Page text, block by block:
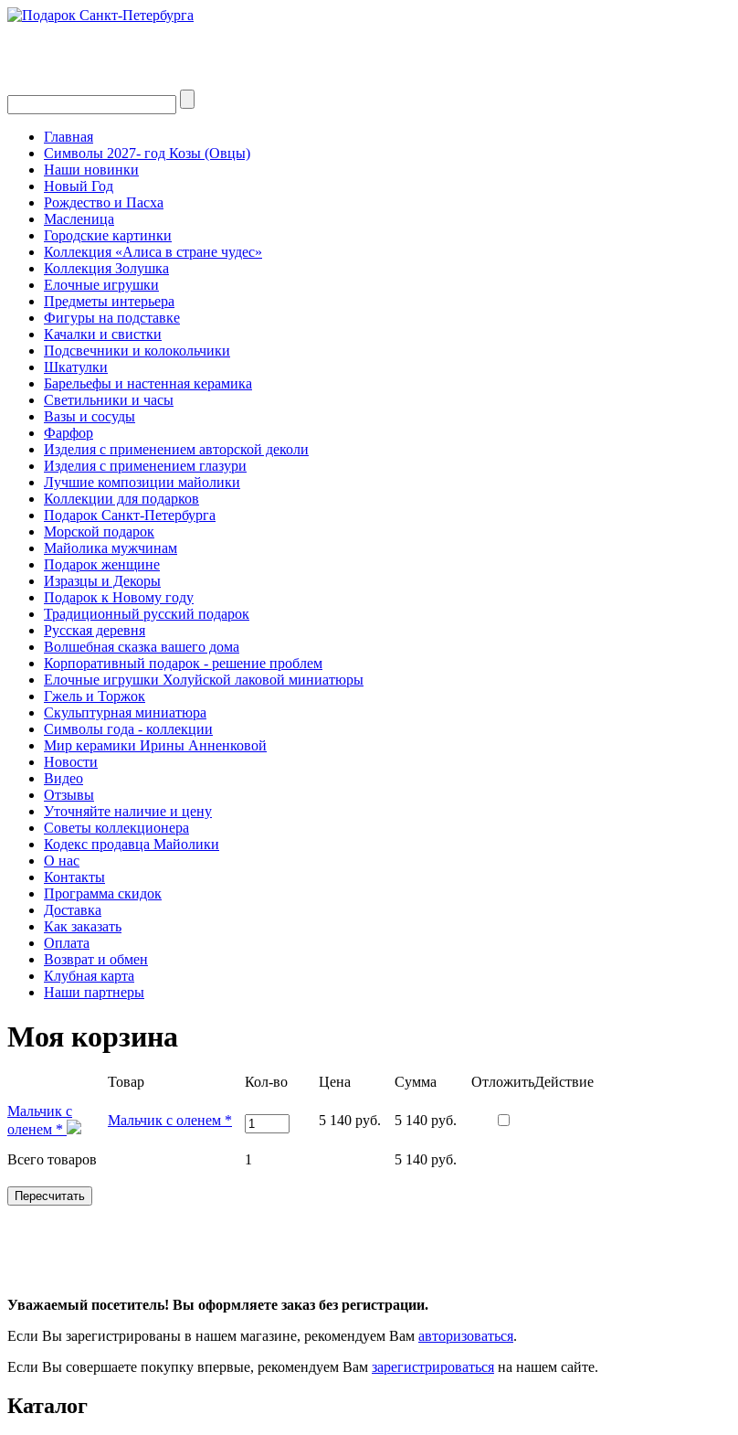
Главная
Символы 2027- год Козы (Овцы)
Наши новинки
Новый Год
Рождество и Пасха
Масленица
Городские картинки
Коллекция «Алиса в стране чудес»
Коллекция Золушка
Елочные игрушки
Предметы интерьера
Фигуры на подставке
Качалки и свистки
Подсвечники и колокольчики
Шкатулки
Барельефы и настенная керамика
Светильники и часы
Вазы и сосуды
Фарфор
Изделия с применением авторской деколи
Изделия с применением глазури
Лучшие композиции майолики
Коллекции для подарков
Подарок Санкт-Петербурга
Морской подарок
Майолика мужчинам
Подарок женщине
Изразцы и Декоры
Подарок к Новому году
Традиционный русский подарок
Русская деревня
Волшебная сказка вашего дома
Корпоративный подарок - решение проблем
Елочные игрушки Холуйской лаковой миниатюры
Гжель и Торжок
Скульптурная миниатюра
Символы года - коллекции
Мир керамики Ирины Анненковой
Новости
Видео
Отзывы
Уточняйте наличие и цену
Советы коллекционера
Кодекс продавца Майолики
О нас
Контакты
Программа скидок
Доставка
Как заказать
Оплата
Возврат и обмен
Клубная карта
Наши партнеры
Моя корзина
Товар Кол-во Цена Сумма ОтложитьДействие
Мальчик с
оленем *
Мальчик с оленем * 5 140 руб. 5 140 руб.
Всего товаров 1 5 140 руб.
Уважаемый посетитель! Вы оформляете заказ без регистрации.
Если Вы зарегистрированы в нашем магазине, рекомендуем Вам авторизоваться.
Если Вы совершаете покупку впервые, рекомендуем Вам зарегистрироваться на нашем сайте.
Каталог